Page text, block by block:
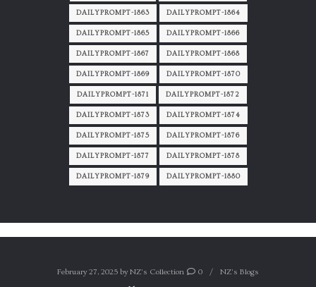
DAILYPROMPT-1863 DAILYPROMPT-1864
DAILYPROMPT-1865 DAILYPROMPT-1866
DAILYPROMPT-1867 DAILYPROMPT-1868
DAILYPROMPT-1869 DAILYPROMPT-1870
DAILYPROMPT-1871 DAILYPROMPT-1872
DAILYPROMPT-1873 DAILYPROMPT-1874
DAILYPROMPT-1875 DAILYPROMPT-1876
DAILYPROMPT-1877 DAILYPROMPT-1878
DAILYPROMPT-1879 DAILYPROMPT-1880
February 27, 2025byNZ's Collection 0 NZ's Blogs